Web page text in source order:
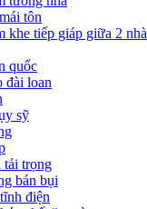
tôn
khe tiếp giáp giữa 2 nhà
quốc
đài loan
sỹ
tải trọng
bán bụi
điện